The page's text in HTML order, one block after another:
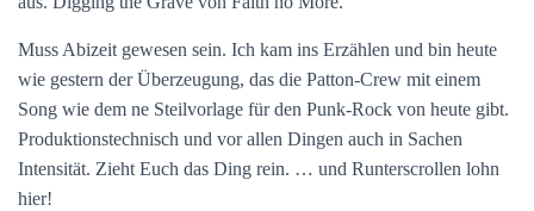
Muss Abizeit gewesen sein. Ich kam ins Erzählen und bin heute
wie gestern der Überzeugung, das die Patton-Crew mit einem
Song wie dem ne Steilvorlage für den Punk-Rock von heute gibt.
Produktionstechnisch und vor allen Dingen auch in Sachen
Intensität. Zieht Euch das Ding rein. … und Runterscrollen lohn
hier!